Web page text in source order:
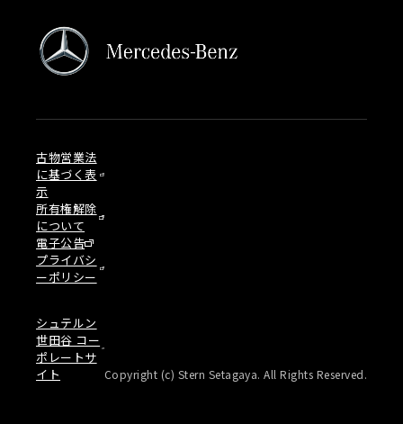
古物営業法
に基づく表
示
所有権解除
について
電子公告
プライバシ
ーポリシー
シュテルン
世田谷 コー
ポレートサ
イト
Copyright (c) Stern Setagaya. All Rights Reserved.